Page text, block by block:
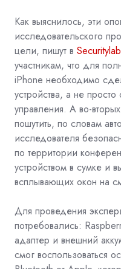
Как выяснилось, эти
исследовательского
цели, пишут в Securitylab
участникам, что для
iPhone необходимо
устройства, а не
управления. А во-
пошутить, по словам
исследователя
по территории
устройством в сумке и
всплывающих окон на
Для проведения
потребовались:
адаптер и внешний
смог воспользоваться